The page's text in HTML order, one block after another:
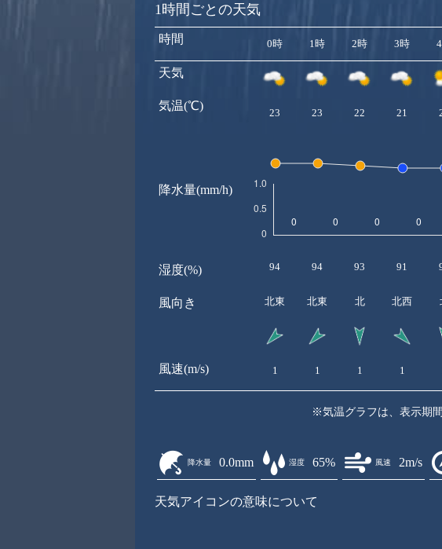
1時間ごとの天気
時間
天気
気温(℃)
降水量(mm/h)
湿度(%)
風向き
風速(m/s)
0時 1時 2時 3時
23 23 22 21
94 94 93 91
北東 北東 北 北西
1 1 1 1
※気温グラフは、表示期
降水量 0.0mm 湿度 65% 風速 2m/s
天気アイコンの意味について